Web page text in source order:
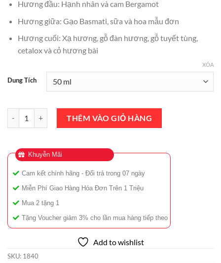
Hương đầu: Hạnh nhân và cam Bergamot
Hương giữa: Gạo Basmati, sữa và hoa mẫu đơn
Hương cuối: Xạ hương, gỗ đàn hương, gỗ tuyết tùng,
cetalox và cỏ hương bài
Dung Tích
XÓA
Nước Hoa BTSO Dirty Rice EDP 50ml Chính Hãng số lượng
THÊM VÀO GIỎ HÀNG
Khuyễn Mãi
Cam kết chính hãng - Đổi trả trong 07 ngày
Miễn Phí Giao Hàng Hóa Đơn Trên 1 Triệu
Mua 2 tặng 1
Tặng Voucher giảm 3% cho lần mua hàng tiếp theo
Add to wishlist
SKU: 1840